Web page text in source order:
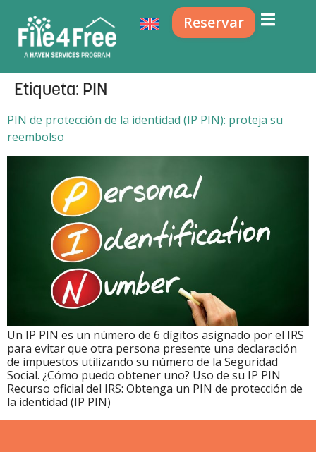
Reservar
Etiqueta: PIN
PIN de protección de la identidad (IP PIN): proteja su
reembolso
Un IP PIN es un número de 6 dígitos asignado por el IRS
para evitar que otra persona presente una declaración
de impuestos utilizando su número de la Seguridad
Social. ¿Cómo puedo obtener uno? Uso de su IP PIN
Recurso oficial del IRS: Obtenga un PIN de protección de
la identidad (IP PIN)